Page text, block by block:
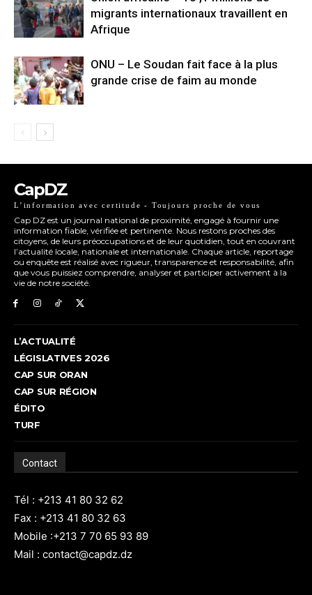
migrants internationaux travaillent en
Afrique
ONU – Le Soudan fait face à la plus
grande crise de faim au monde
CapDZ
L’information avec certitude - Toujours proche de vous
Cap DZ est un journal national de proximité, engagé à fournir une
information fiable, vérifiée et pertinente. Nous restons proches des
citoyens, de leurs préoccupations et de leur quotidien, tout en couvrant
l’actualité locale, nationale et internationale. Chaque article, reportage
ou enquête est réalisé avec rigueur, transparence et responsabilité, afin
que vous puissiez comprendre, analyser et participer activement à la
vie de notre société.
L’ACTUALITÉ
LÉGISLATIVES 2026
CAP SUR ORAN
CAP SUR RÉGION
ÉDITO
TURF
Contact
Tél : +213 41 80 32 62
Fax : +213 41 80 32 63
Mobile :+213 7 70 65 93 89
Mail : contact@capdz.dz